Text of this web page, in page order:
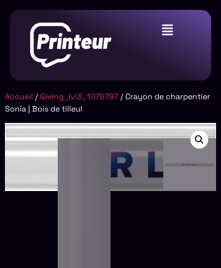
Accueil / Giving_lvl3_1076797 / Crayon de charpentier
Sonia | Bois de tilleul